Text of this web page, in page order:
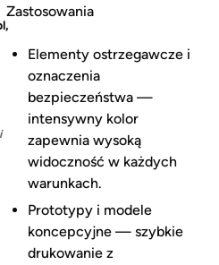
Zastosowania
Elementy ostrzegawcze i
oznaczenia
bezpieczeństwa —
intensywny kolor
zapewnia wysoką
widoczność w każdych
warunkach.
Prototypy i modele
koncepcyjne — szybkie
drukowanie z